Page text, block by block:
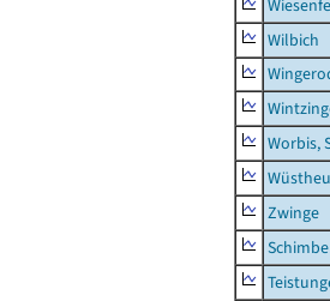
Wilbich
Worbis,
Zwinge